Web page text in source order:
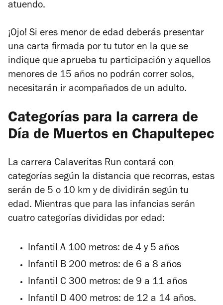
atuendo.
¡Ojo! Si eres menor de edad deberás presentar
una carta firmada por tu tutor en la que se
indique que aprueba tu participación y aquellos
menores de 15 años no podrán correr solos,
necesitarán ir acompañados de un adulto.
Categorías para la carrera de
Día de Muertos en Chapultepec
La carrera Calaveritas Run contará con
categorías según la distancia que recorras, estas
serán de 5 o 10 km y de dividirán según tu
edad. Mientras que para las infancias serán
cuatro categorías divididas por edad:
Infantil A 100 metros: de 4 y 5 años
Infantil B 200 metros: de 6 a 8 años
Infantil C 300 metros: de 9 a 11 años
Infantil D 400 metros: de 12 a 14 años.